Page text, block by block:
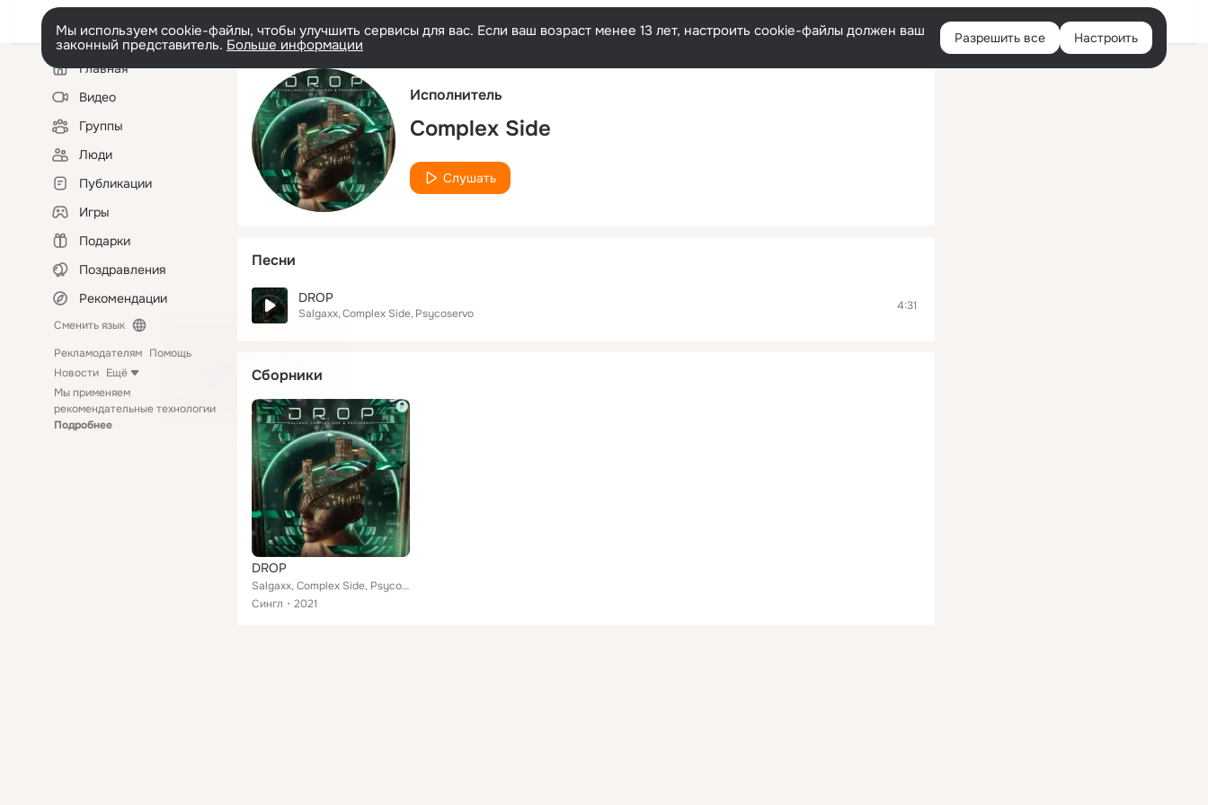
Русский Войти
Мы используем cookie-файлы, чтобы улучшить сервисы для вас. Если ваш возраст менее 13 лет, настроить cookie-файлы должен ваш
законный представитель. Больше информации Разрешить все Настроить
Левая
колонкаГлавная
Видео
Группы
Люди
Публикации
Игры
Подарки
Поздравления
Рекомендации
Сменить язык
Рекламодателям Помощь
Новости Ещё
Мы применяем
рекомендательные технологии
Подробнее
Исполнитель
Complex Side
Слушать
Песни
DROP
Salgaxx Complex Side Psycoservo
4:31
Сборники
DROP
Salgaxx, Complex Side, Psycoservo
Сингл
2021